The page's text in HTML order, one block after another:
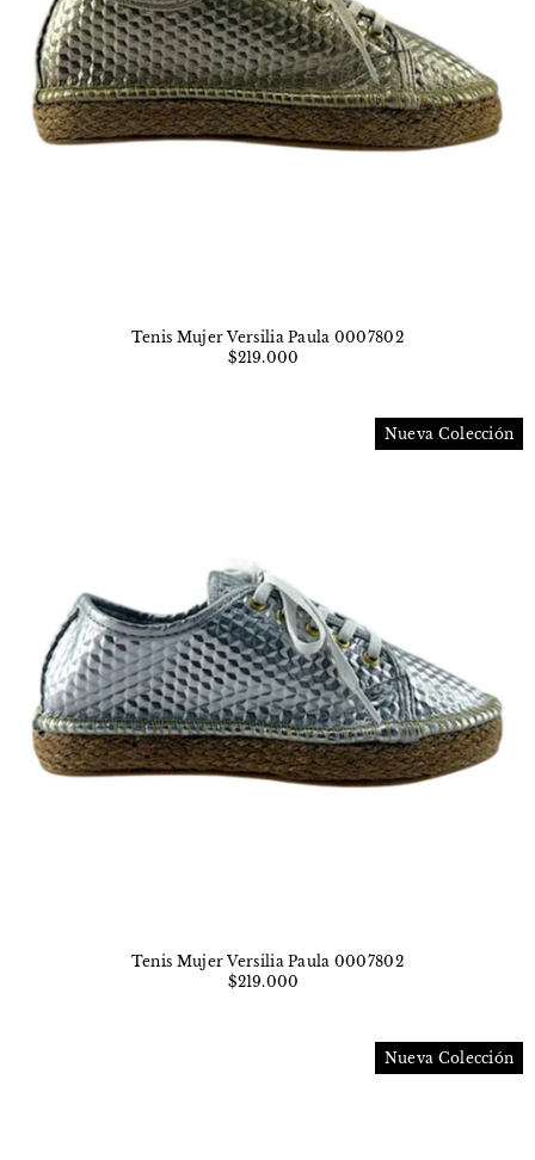
Tenis Mujer Versilia Paula 0007802
$219.000
Nueva Colección
Tenis Mujer Versilia Paula 0007802
$219.000
Nueva Colección